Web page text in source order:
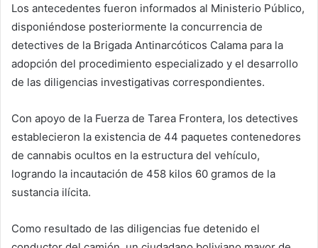
Los antecedentes fueron informados al Ministerio Público,
disponiéndose posteriormente la concurrencia de
detectives de la Brigada Antinarcóticos Calama para la
adopción del procedimiento especializado y el desarrollo
de las diligencias investigativas correspondientes.
Con apoyo de la Fuerza de Tarea Frontera, los detectives
establecieron la existencia de 44 paquetes contenedores
de cannabis ocultos en la estructura del vehículo,
logrando la incautación de 458 kilos 60 gramos de la
sustancia ilícita.
Como resultado de las diligencias fue detenido el